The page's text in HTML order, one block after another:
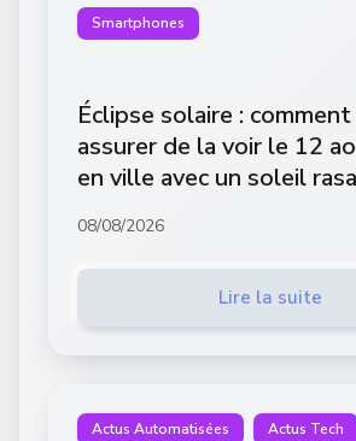
Smartphones
Éclipse solaire :
assurer de la voir le 12
en ville avec un soleil
08/08/2026
Lire la suite
Actus Automatisées Actus Tech